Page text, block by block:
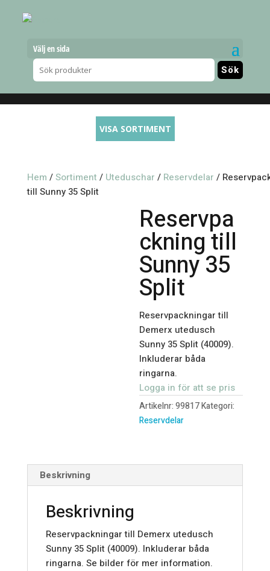
Välj en sida
VISA SORTIMENT
Hem /Sortiment / Uteduschar / Reservdelar /
till Sunny 35 Split
Reservpa
ckning till
Sunny 35
Split
Reservpackningar till
Demerx utedusch
Sunny 35 Split (40009).
Inkluderar båda
ringarna.
Logga in för att se pris
Artikelnr:99817Kategori:
Reservdelar
Beskrivning
Beskrivning
Reservpackningar till Demerx utedusch
Sunny 35 Split (40009). Inkluderar båda
ringarna. Se bilder för mer information.